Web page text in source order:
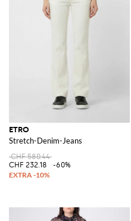
ETRO
Stretch-Denim-Jeans
CHF 580.44
CHF 232.18
-60%